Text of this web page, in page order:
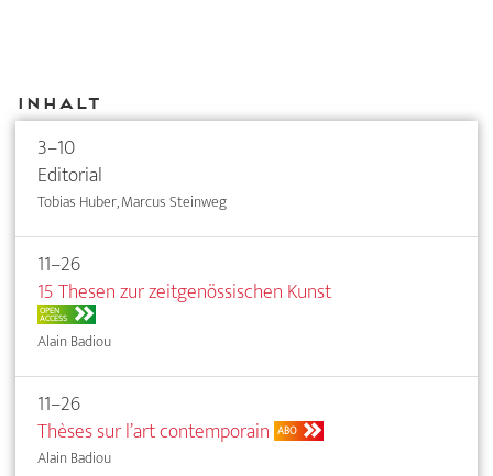
Inhalt
3–10
Editorial
Tobias Huber, Marcus Steinweg
11–26
15 Thesen zur zeitgenössischen Kunst
OPEN
ACCESS
Alain Badiou
11–26
Thèses sur l’art contemporain ABO
Alain Badiou